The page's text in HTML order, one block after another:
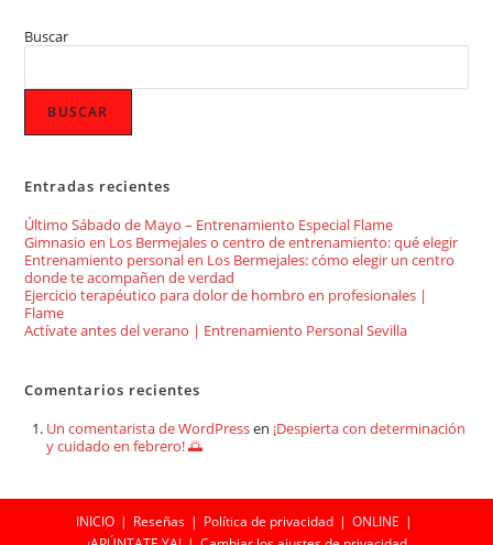
Buscar
BUSCAR
Entradas recientes
Último Sábado de Mayo – Entrenamiento Especial Flame
Gimnasio en Los Bermejales o centro de entrenamiento: qué elegir
Entrenamiento personal en Los Bermejales: cómo elegir un centro
donde te acompañen de verdad
Ejercicio terapéutico para dolor de hombro en profesionales |
Flame
Actívate antes del verano | Entrenamiento Personal Sevilla
Comentarios recientes
Un comentarista de WordPressen ¡Despierta con determinación
y cuidado en febrero! 🌅
INICIO Reseñas Política de privacidad
ONLINE